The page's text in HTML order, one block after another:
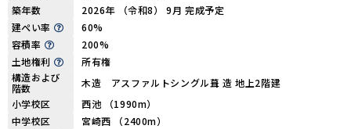
築年数
2026年 （令和8） 9月 完成予定
建ぺい率
60%
容積率
200%
土地権利
所有権
構造および
階数
木造 アスファルトシングル葺 造 地上2階建
小学校区
西池 （1990m）
中学校区
宮崎西 （2400m）